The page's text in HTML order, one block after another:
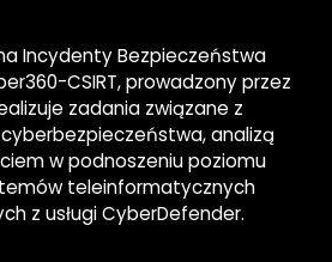
Incydenty Bezpieczeństwa
CSIRT, prowadzony przez
zadania związane z
analizą
w podnoszeniu poziomu
teleinformatycznych
z usługi CyberDefender.